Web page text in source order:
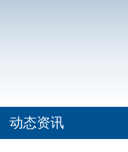
动态资讯